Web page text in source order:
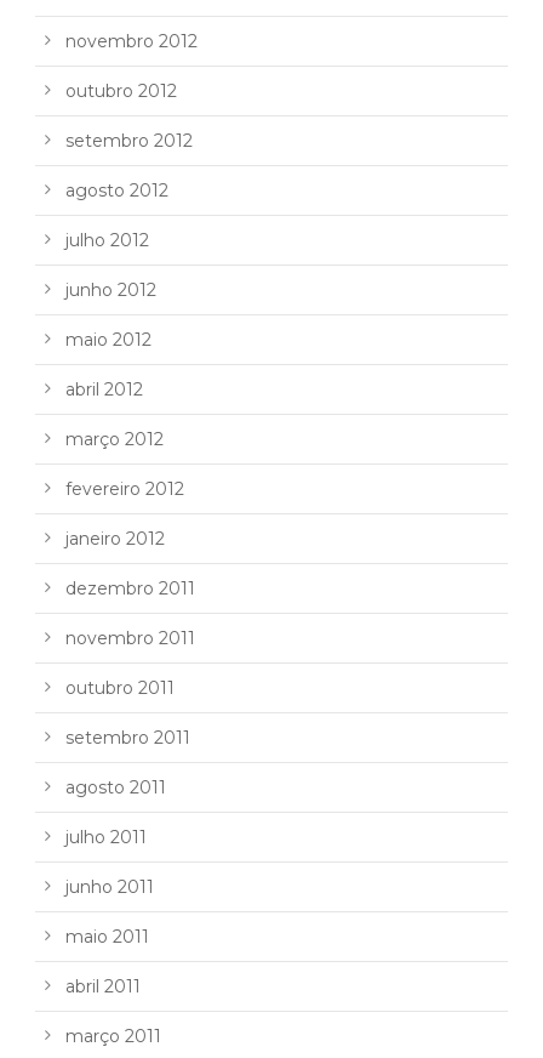
novembro 2012
outubro 2012
setembro 2012
agosto 2012
julho 2012
junho 2012
maio 2012
abril 2012
março 2012
fevereiro 2012
janeiro 2012
dezembro 2011
novembro 2011
outubro 2011
setembro 2011
agosto 2011
julho 2011
junho 2011
maio 2011
abril 2011
março 2011